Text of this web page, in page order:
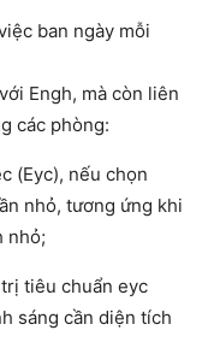
ban ngày mỗi
Engh, mà còn liên
các phòng:
(Eyc), nếu chọn
nhỏ, tương ứng khi
nhỏ;
tiêu chuẩn eyc
sáng cần diện tích